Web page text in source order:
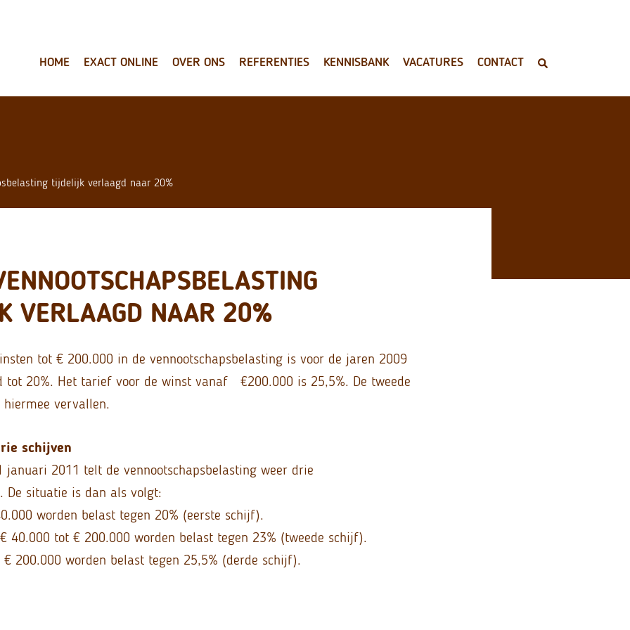
HOME EXACT ONLINE OVER ONS REFERENTIES KENNISBANK VACATURES CONTACT
tijdelijk verlaagd naar 20%
VERLAAGD NAAR 20%
tot € 200.000 in de vennootschapsbelasting is voor de jaren 2009
tot 20%. Het tarief voor de winst vanaf €200.000 is 25,5%. De tweede
vervallen.
schijven
januari 2011 telt de vennootschapsbelasting weer drie
De situatie is dan als volgt:
worden belast tegen 20% (eerste schijf).
40.000 tot € 200.000 worden belast tegen 23% (tweede schijf).
200.000 worden belast tegen 25,5% (derde schijf).